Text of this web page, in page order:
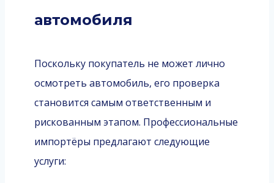
автомобиля
Поскольку покупатель не может лично
осмотреть автомобиль, его проверка
становится самым ответственным и
рискованным этапом. Профессиональные
импортёры предлагают следующие
услуги: